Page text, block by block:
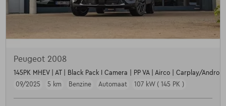
Peugeot 2008
145PK MHEV | AT | Black Pack I Camera | PP VA | Airco | Carplay/
09/2025
5 km Benzine Automaat 107 kW ( 145 PK )